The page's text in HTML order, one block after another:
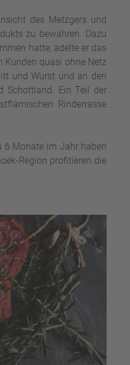
des Metzgers und
zu bewahren. Dazu
hatte, adelte er das
Kunden quasi ohne Netz
und Wurst und an den
Schottland. Ein Teil der
Rinderrasse
6 Monate im Jahr haben
Region profitieren die